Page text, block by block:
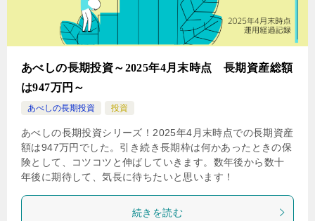
あべしの長期投資～2025年4月末時点 長期資産総額
は947万円～
あべしの長期投資 投資
あべしの長期投資シリーズ！2025年4月末時点での長期資産
額は947万円でした。引き続き長期枠は何かあったときの保
険として、コツコツと伸ばしていきます。数年後から数十
年後に期待して、気長に待ちたいと思います！
続きを読む